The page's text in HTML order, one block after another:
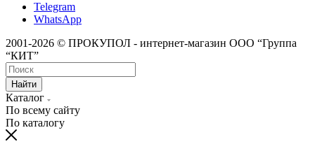
Telegram
WhatsApp
2001-2026 © ПРОКУПОЛ - интернет-магазин ООО “Группа
“КИТ”
Найти
Каталог
По всему сайту
По каталогу